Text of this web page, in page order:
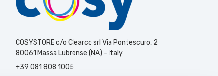
COSYSTORE c/o Clearco srl Via Pontescuro, 2
80061 Massa Lubrense (NA) - Italy
+39 081 808 1005